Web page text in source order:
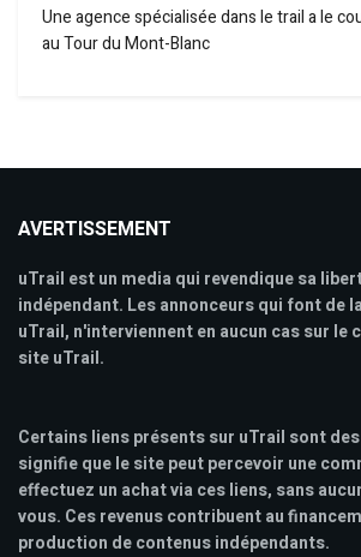
Une agence spécialisée dans le trail a le
au Tour du Mont-Blanc
AVERTISSEMENT
uTrail est un media qui revendique sa
indépendant. Les annonceurs qui font de
uTrail, n'interviennent en aucun cas sur le
site uTrail.
Certains liens présents sur uTrail sont
signifie que le site peut percevoir une
effectuez un achat via ces liens, sans
vous. Ces revenus contribuent au
production de contenus indépendants.